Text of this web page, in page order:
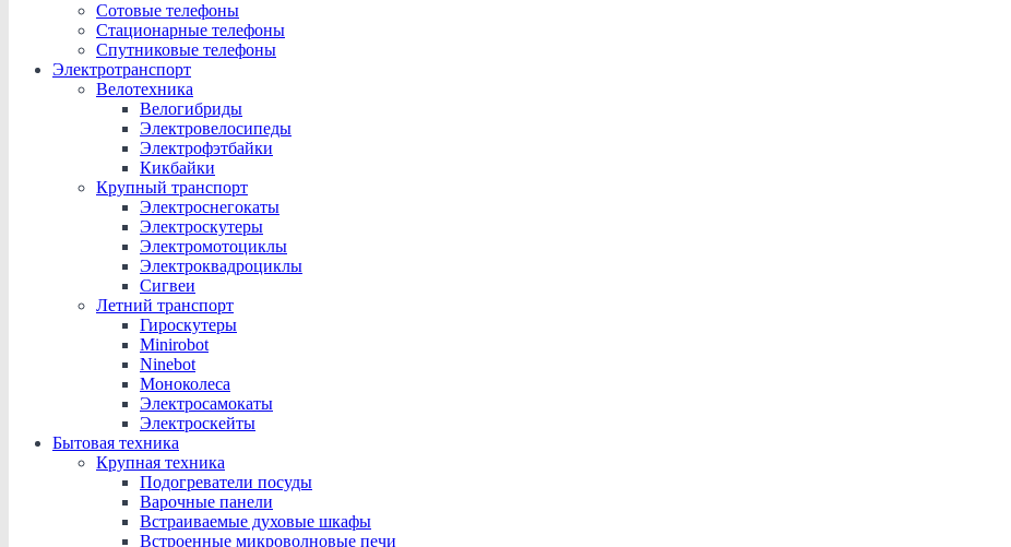
Сотовые телефоны
Стационарные телефоны
Спутниковые телефоны
Электротранспорт
Велотехника
Велогибриды
Электровелосипеды
Электрофэтбайки
Кикбайки
Крупный транспорт
Электроснегокаты
Электроскутеры
Электромотоциклы
Электроквадроциклы
Сигвеи
Летний транспорт
Гироскутеры
Minirobot
Ninebot
Моноколеса
Электросамокаты
Электроскейты
Бытовая техника
Крупная техника
Подогреватели посуды
Варочные панели
Встраиваемые духовые шкафы
Встроенные микроволновые печи